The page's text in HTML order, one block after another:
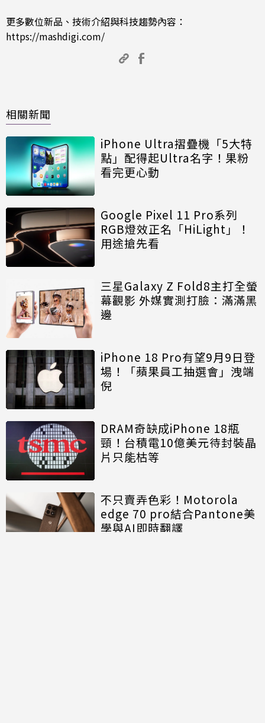
更多數位新品、技術介紹與科技趨勢內容：
https://mashdigi.com/
相關新聞
iPhone Ultra摺疊機「5大特
點」配得起Ultra名字！果粉
看完更心動
Google Pixel 11 Pro系列
RGB燈效正名「HiLight」！
用途搶先看
三星Galaxy Z Fold8主打全螢
幕觀影 外媒實測打臉：滿滿黑
邊
iPhone 18 Pro有望9月9日登
場！「蘋果員工抽選會」洩端
倪
DRAM奇缺成iPhone 18瓶
頸！台積電10億美元待封裝晶
片只能枯等
不只賣弄色彩！Motorola
edge 70 pro結合Pantone美
學與AI即時翻譯